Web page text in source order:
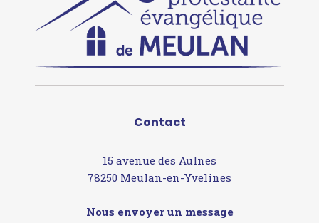
Contact
15 avenue des Aulnes
78250 Meulan-en-Yvelines
Nous envoyer un message